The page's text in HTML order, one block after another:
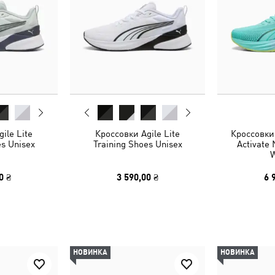
Lite
Unisex
₴
Кроссовки Agile Lite
Training Shoes Unisex
3 590,00 ₴
Activate
6
НОВИНКА НОВИНКА